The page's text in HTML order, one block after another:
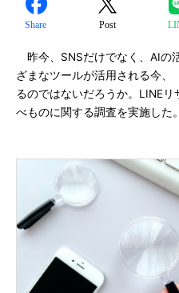
Share Post
昨今、SNSだけでなく、AIの
ざまなツールが活用される今、
るのではないだろうか。LINE
べものに関する調査を実施した。